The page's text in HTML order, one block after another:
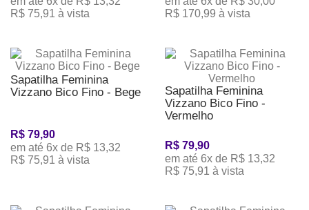
R$ 75,91 à vista
R$ 170,99 à vista
Sapatilha Feminina
Vizzano Bico Fino - Bege
R$ 79,90
em até 6x de R$ 13,32
R$ 75,91 à vista
Sapatilha Feminina
Vizzano Bico Fino -
Vermelho
R$ 79,90
em até 6x de R$ 13,32
R$ 75,91 à vista